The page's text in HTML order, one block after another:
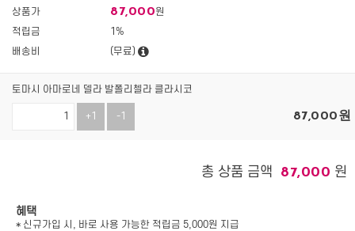
상품가 87,000원
적립금
1%
배송비
(무료)
토마시 아마로네 델라 발폴리첼라 클라시코
+1 -1 87,000원
총 상품 금액 87,000 원
혜택
* 신규가입 시, 바로 사용 가능한 적립금 5,000원 지급